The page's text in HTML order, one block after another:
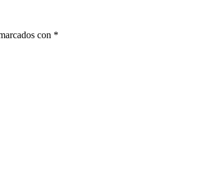
con *